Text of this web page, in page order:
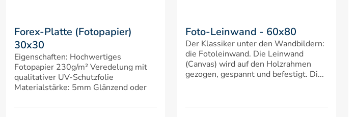
Forex-Platte (Fotopapier)
30x30
Eigenschaften: Hochwertiges
Fotopapier 230g/m² Veredelung mit
qualitativer UV-Schutzfolie
Materialstärke: 5mm Glänzend oder
Foto-Leinwand - 60x80
Der Klassiker unter den Wandbildern:
die Fotoleinwand. Die Leinwand
(Canvas) wird auf den Holzrahmen
gezogen, gespannt und befestigt. Di...